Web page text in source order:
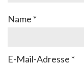
Name *
E-Mail-Adresse *